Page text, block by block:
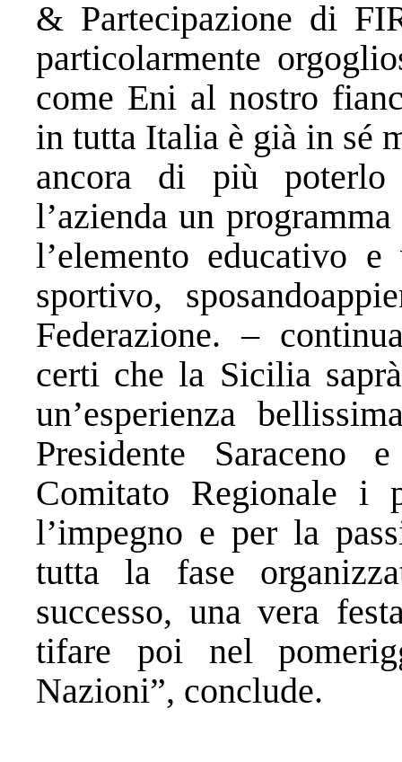
& Partecipazione di
particolarmente
come Eni al nostro
in tutta Italia è già in sé
ancora di più poterlo
l’azienda un
l’elemento educativo
sportivo,
Federazione. –
certi che la Sicilia
un’esperienza
Presidente
Comitato Regionale i
l’impegno e per la
tutta la fase
successo, una vera
tifare poi nel
Nazioni”, conclude.